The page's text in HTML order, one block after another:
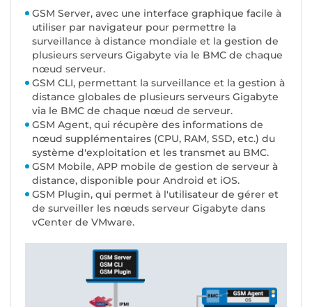
GSM Server, avec une interface graphique facile à
utiliser par navigateur pour permettre la
surveillance à distance mondiale et la gestion de
plusieurs serveurs Gigabyte via le BMC de chaque
nœud serveur.
GSM CLI, permettant la surveillance et la gestion à
distance globales de plusieurs serveurs Gigabyte
via le BMC de chaque nœud de serveur.
GSM Agent, qui récupère des informations de
nœud supplémentaires (CPU, RAM, SSD, etc.) du
système d'exploitation et les transmet au BMC.
GSM Mobile, APP mobile de gestion de serveur à
distance, disponible pour Android et iOS.
GSM Plugin, qui permet à l'utilisateur de gérer et
de surveiller les nœuds serveur Gigabyte dans
vCenter de VMware.